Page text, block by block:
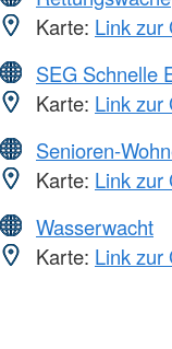
Karte: Link zur
SEG Schnelle
Karte: Link zur
Senioren-
Karte: Link zur
Wasserwacht
Karte: Link zur